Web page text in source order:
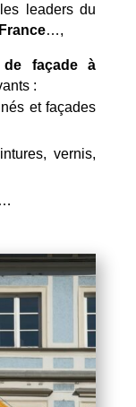
leaders du
…,
de façade à
:
et façades
vernis,